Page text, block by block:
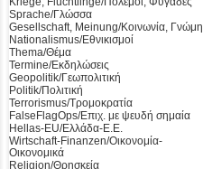
Sprache/Γλώσσα
Gesellschaft, Meinung/Κοινωνία, Γνώμη
Nationalismus/Εθνικισμοί
Thema/Θέμα
Termine/Εκδηλώσεις
Geopolitik/Γεωπολιτική
Politik/Πολιτική
Terrorismus/Τρομοκρατία
FalseFlagOps/Επιχ. με ψευδή σημαία
Hellas-EU/Ελλάδα-Ε.Ε.
Wirtschaft-Finanzen/Οικονομία-
Οικονομικά
Religion/Θρησκεία